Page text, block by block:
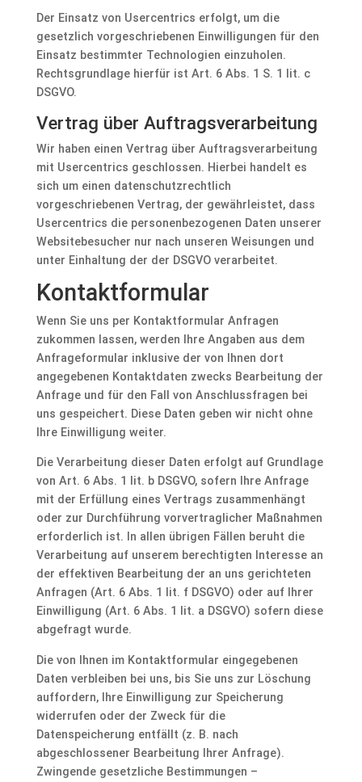
Der Einsatz von Usercentrics erfolgt, um die
gesetzlich vorgeschriebenen Einwilligungen für den
Einsatz bestimmter Technologien einzuholen.
Rechtsgrundlage hierfür ist Art. 6 Abs. 1 S. 1 lit. c
DSGVO.
Vertrag über Auftragsverarbeitung
Wir haben einen Vertrag über Auftragsverarbeitung
mit Usercentrics geschlossen. Hierbei handelt es
sich um einen datenschutzrechtlich
vorgeschriebenen Vertrag, der gewährleistet, dass
Usercentrics die personenbezogenen Daten unserer
Websitebesucher nur nach unseren Weisungen und
unter Einhaltung der der DSGVO verarbeitet.
Kontaktformular
Wenn Sie uns per Kontaktformular Anfragen
zukommen lassen, werden Ihre Angaben aus dem
Anfrageformular inklusive der von Ihnen dort
angegebenen Kontaktdaten zwecks Bearbeitung der
Anfrage und für den Fall von Anschlussfragen bei
uns gespeichert. Diese Daten geben wir nicht ohne
Ihre Einwilligung weiter.
Die Verarbeitung dieser Daten erfolgt auf Grundlage
von Art. 6 Abs. 1 lit. b DSGVO, sofern Ihre Anfrage
mit der Erfüllung eines Vertrags zusammenhängt
oder zur Durchführung vorvertraglicher Maßnahmen
erforderlich ist. In allen übrigen Fällen beruht die
Verarbeitung auf unserem berechtigten Interesse an
der effektiven Bearbeitung der an uns gerichteten
Anfragen (Art. 6 Abs. 1 lit. f DSGVO) oder auf Ihrer
Einwilligung (Art. 6 Abs. 1 lit. a DSGVO) sofern diese
abgefragt wurde.
Die von Ihnen im Kontaktformular eingegebenen
Daten verbleiben bei uns, bis Sie uns zur Löschung
auffordern, Ihre Einwilligung zur Speicherung
widerrufen oder der Zweck für die
Datenspeicherung entfällt (z. B. nach
abgeschlossener Bearbeitung Ihrer Anfrage).
Zwingende gesetzliche Bestimmungen –